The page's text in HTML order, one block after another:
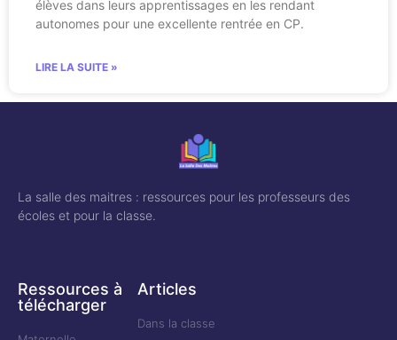
élèves dans leurs apprentissages en les rendant
autonomes pour une excellente rentrée en CP.
LIRE LA SUITE »
La salle des maitres : ressources pour les professeurs des
écoles et pour la classe.
Ressources à
télécharger
Articles
Dans la classe